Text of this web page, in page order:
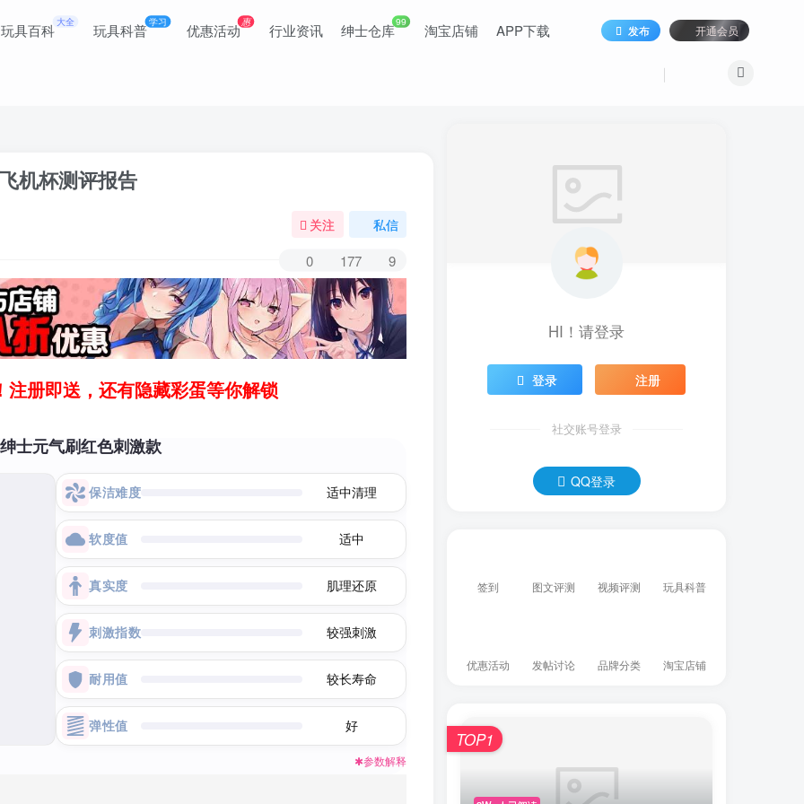
玩具百科 大全 玩具科普学习 优惠活动惠 行业资讯 绅士仓库99 淘宝店铺 APP下载 发布 开通会员
机杯测评报告
关注 私信
0 177 9
册即送，还有隐藏彩蛋等你解锁
士元气刷红色刺激款
保洁难度 适中清理
软度值 适中
真实度 肌理还原
刺激指数 较强刺激
耐用值 较长寿命
弹性值 好
✱参数解释
HI！请登录
登录 注册
社交账号登录
QQ登录
签到 图文评测 视频评测 玩具科普
优惠活动 发帖讨论 品牌分类 淘宝店铺
TOP1